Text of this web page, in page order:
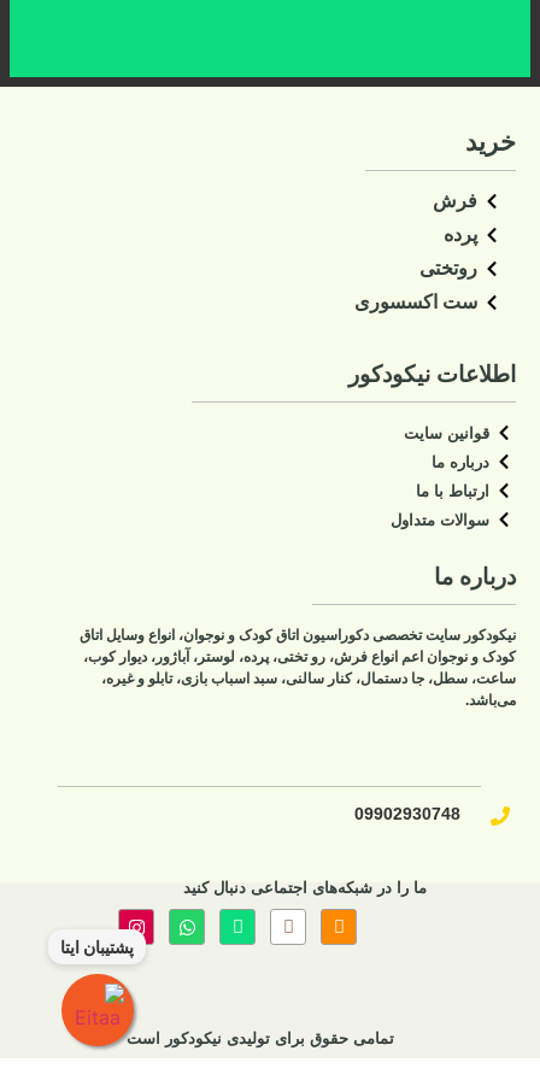
پشتیبان ایتا
خرید
فرش
پرده
روتختی
ست اکسسوری
اطلاعات نیکودکور
قوانین سایت
درباره ما
ارتباط با ما
سوالات متداول
درباره ما
نیکودکور سایت تخصصی دکوراسیون اتاق کودک و نوجوان، انواع وسایل اتاق
کودک و نوجوان اعم انواع فرش، رو تختی، پرده، لوستر، آباژور، دیوار کوب،
ساعت، سطل، جا دستمال، کنار سالنی، سبد اسباب بازی، تابلو و غیره،
می‌باشد.
09902930748​
ما را در شبکه‌های اجتماعی دنبال کنید
تمامی حقوق برای تولیدی نیکودکور است